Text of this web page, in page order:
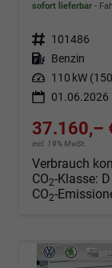
sofort lieferbar
Fahrzeugnr. 101486
Kraftstoff Benzin
Leistung 110 kW
01.06.2026
37.160,–
incl. 19% MwSt.
Verbrauch
CO2-Klasse: D
CO2-